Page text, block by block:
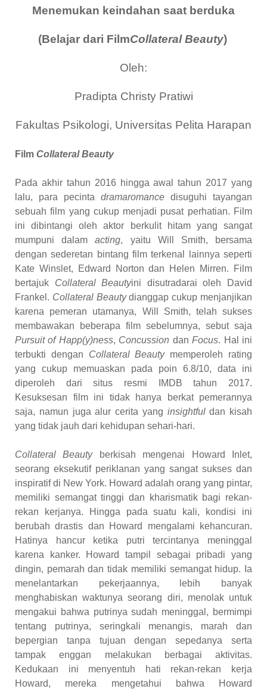
Menemukan keindahan saat berduka
(Belajar dari FilmCollateral Beauty)
Oleh:
Pradipta Christy Pratiwi
Fakultas Psikologi, Universitas Pelita Harapan
Film Collateral Beauty
Pada akhir tahun 2016 hingga awal tahun 2017 yang
lalu, para pecinta dramaromance disuguhi tayangan
sebuah film yang cukup menjadi pusat perhatian. Film
ini dibintangi oleh aktor berkulit hitam yang sangat
mumpuni dalamacting, yaitu Will Smith, bersama
dengan sederetan bintang film terkenal lainnya seperti
Kate Winslet, Edward Norton dan Helen Mirren. Film
bertajuk Collateral Beautyini disutradarai oleh David
Frankel. Collateral Beautydianggap cukup menjanjikan
karena pemeran utamanya, Will Smith, telah sukses
membawakan beberapa film sebelumnya, sebut saja
Pursuit of Happ(y)ness, Concussion danFocus. Hal ini
terbukti dengan Collateral Beautymemperoleh rating
yang cukup memuaskan pada poin 6.8/10, data ini
diperoleh dari situs resmi IMDB tahun 2017.
Kesuksesan film ini tidak hanya berkat pemerannya
saja, namun juga alur cerita yang insightfuldan kisah
yang tidak jauh dari kehidupan sehari-hari.
Collateral Beautyberkisah mengenai Howard Inlet,
seorang eksekutif periklanan yang sangat sukses dan
inspiratif di New York. Howard adalah orang yang pintar,
memiliki semangat tinggi dan kharismatik bagi rekan-
rekan kerjanya. Hingga pada suatu kali, kondisi ini
berubah drastis dan Howard mengalami kehancuran.
Hatinya hancur ketika putri tercintanya meninggal
karena kanker. Howard tampil sebagai pribadi yang
dingin, pemarah dan tidak memiliki semangat hidup. Ia
menelantarkan pekerjaannya, lebih banyak
menghabiskan waktunya seorang diri, menolak untuk
mengakui bahwa putrinya sudah meninggal, bermimpi
tentang putrinya, seringkali menangis, marah dan
bepergian tanpa tujuan dengan sepedanya serta
tampak enggan melakukan berbagai aktivitas.
Kedukaan ini menyentuh hati rekan-rekan kerja
Howard, mereka mengetahui bahwa Howard